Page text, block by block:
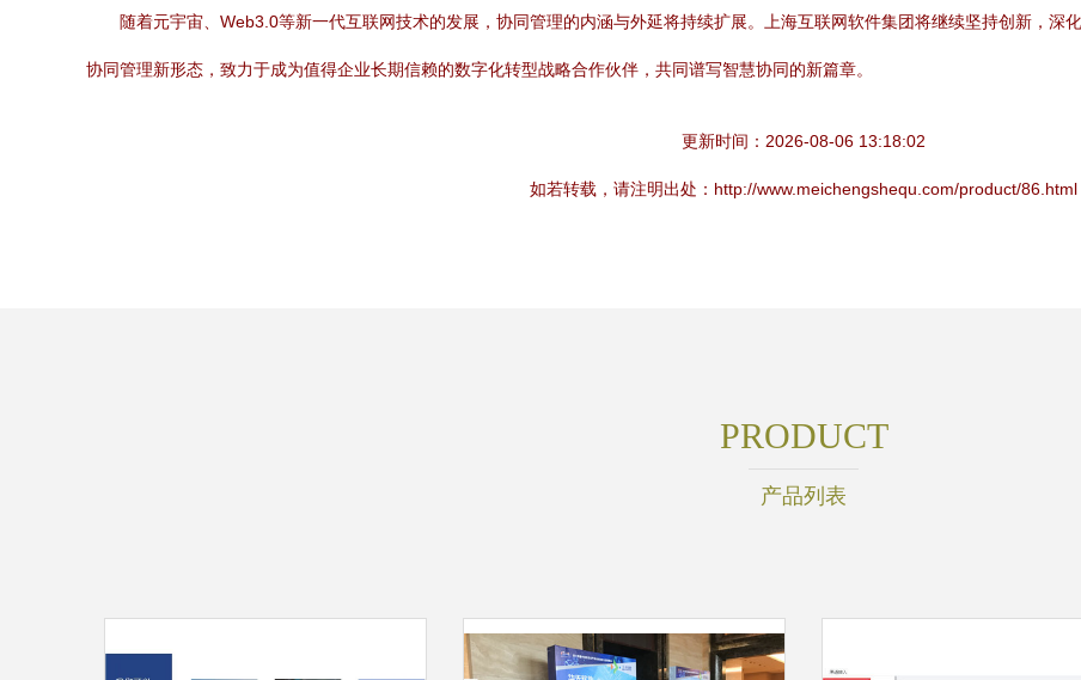
随着元宇宙、Web3.0等新一代互联网技术的发展，协同管理的内涵与外延将持续扩展。上海互联网软件集团将继续坚持创新，深
协同管理新形态，致力于成为值得企业长期信赖的数字化转型战略合作伙伴，共同谱写智慧协同的新篇章。
更新时间：2026-08-06 13:18:02
如若转载，请注明出处：http://www.meichengshequ.com/product/86.html
PRODUCT
产品列表